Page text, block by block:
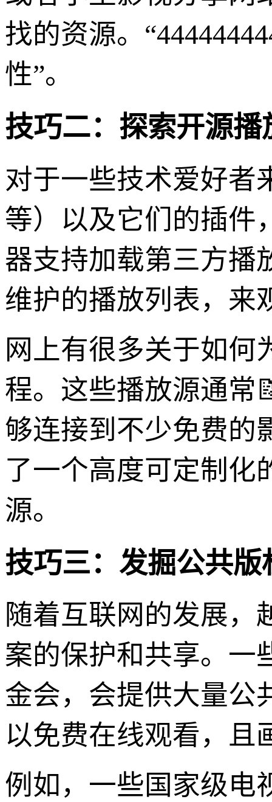
找的资源。
性”。
技巧二：探索开源
对于一些技术爱好者
等）以及它们的插件
器支持加载第三方播
维护的播放列表，来
网上有很多关于如何
程。这些播放源通常
够连接到不少免费的
了一个高度可定制化
源。
技巧三：发掘公共
随着互联网的发展，
案的保护和共享。一
金会，会提供大量公
以免费在线观看，且
例如，一些国家级电